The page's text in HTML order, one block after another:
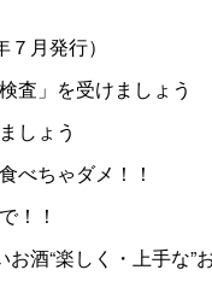
７月発行）
査」を受けましょう
しょう
べちゃダメ！！
！！
お酒“楽しく・上手な”